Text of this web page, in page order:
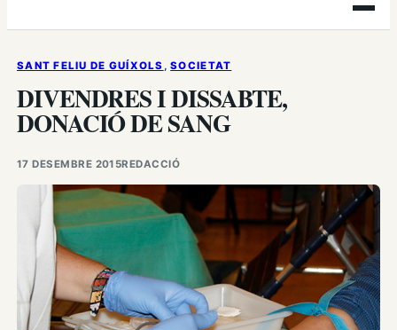
Obre
el
SANT FELIU DE GUÍXOLS , SOCIETAT
DIVENDRES I DISSABTE,
DONACIÓ DE SANG
17 DESEMBRE 2015REDACCIÓ